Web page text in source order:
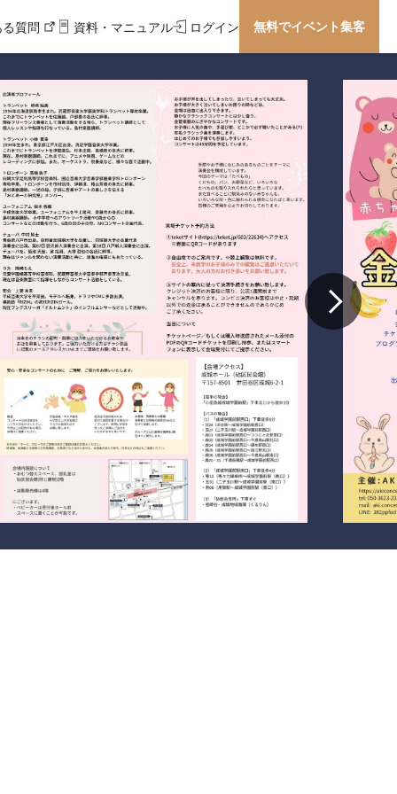
る質問 資料・マニュアル ログイン 無料でイベント集客